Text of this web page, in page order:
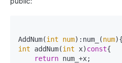
AddNum(int num):num_(num
int addNum(int x)const{
return num_+x;